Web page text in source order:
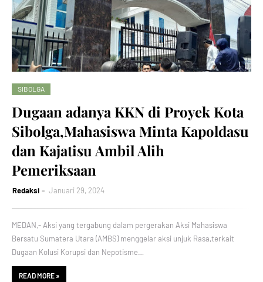
SIBOLGA
Dugaan adanya KKN di Proyek Kota
Sibolga,Mahasiswa Minta Kapoldasu
dan Kajatisu Ambil Alih
Pemeriksaan
Redaksi Januari 29, 2024
MEDAN,- Aksi yang tergabung dalam pergerakan Aksi Mahasiswa
Bersatu Sumatera Utara (AMBS) menggelar aksi unjuk Rasa,terkait
Dugaan Kolusi Korupsi dan Nepotisme…
READ MORE »